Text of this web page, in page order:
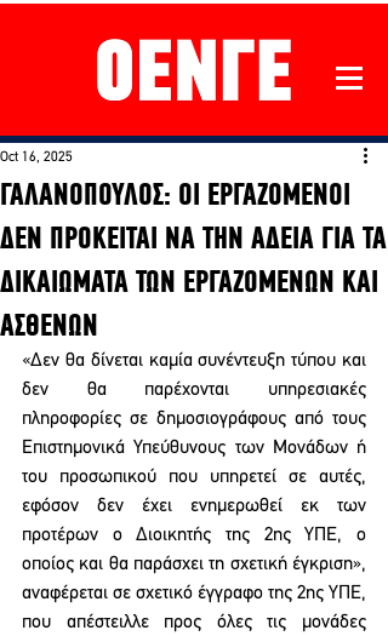
ΓΑΛΑΝΟΠΟΥΛΟΣ: OI ΕΡΓΑΖΟΜΕΝΟΙ
ΔΕΝ ΠΡΟΚΕΙΤΑΙ ΝΑ ΤΗΝ ΑΔΕΙΑ ΓΙΑ ΤΑ
ΔΙΚΑΙΩΜΑΤΑ ΤΩΝ ΕΡΓΑΖΟΜΕΝΩΝ ΚΑΙ
ΑΣΘΕΝΩΝ
Oct 16, 2025
«Δεν θα δίνεται καμία συνέντευξη τύπου και
δεν θα παρέχονται υπηρεσιακές
πληροφορίες σε δημοσιογράφους από τους
Επιστημονικά Υπεύθυνους των Μονάδων ή
του προσωπικού που υπηρετεί σε αυτές,
εφόσον δεν έχει ενημερωθεί εκ των
προτέρων ο Διοικητής της 2ης ΥΠΕ, ο
οποίος και θα παράσχει τη σχετική έγκριση»,
αναφέρεται σε σχετικό έγγραφο της 2ης ΥΠΕ,
που απέστειλλε προς όλες τις μονάδες